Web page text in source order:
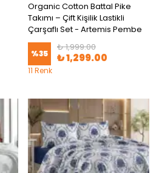
Organic Cotton Battal Pike
Takımı – Çift Kişilik Lastikli
Çarşaflı Set - Artemis Pembe
%35
₺ 1,999.00
₺ 1,299.00
11 Renk